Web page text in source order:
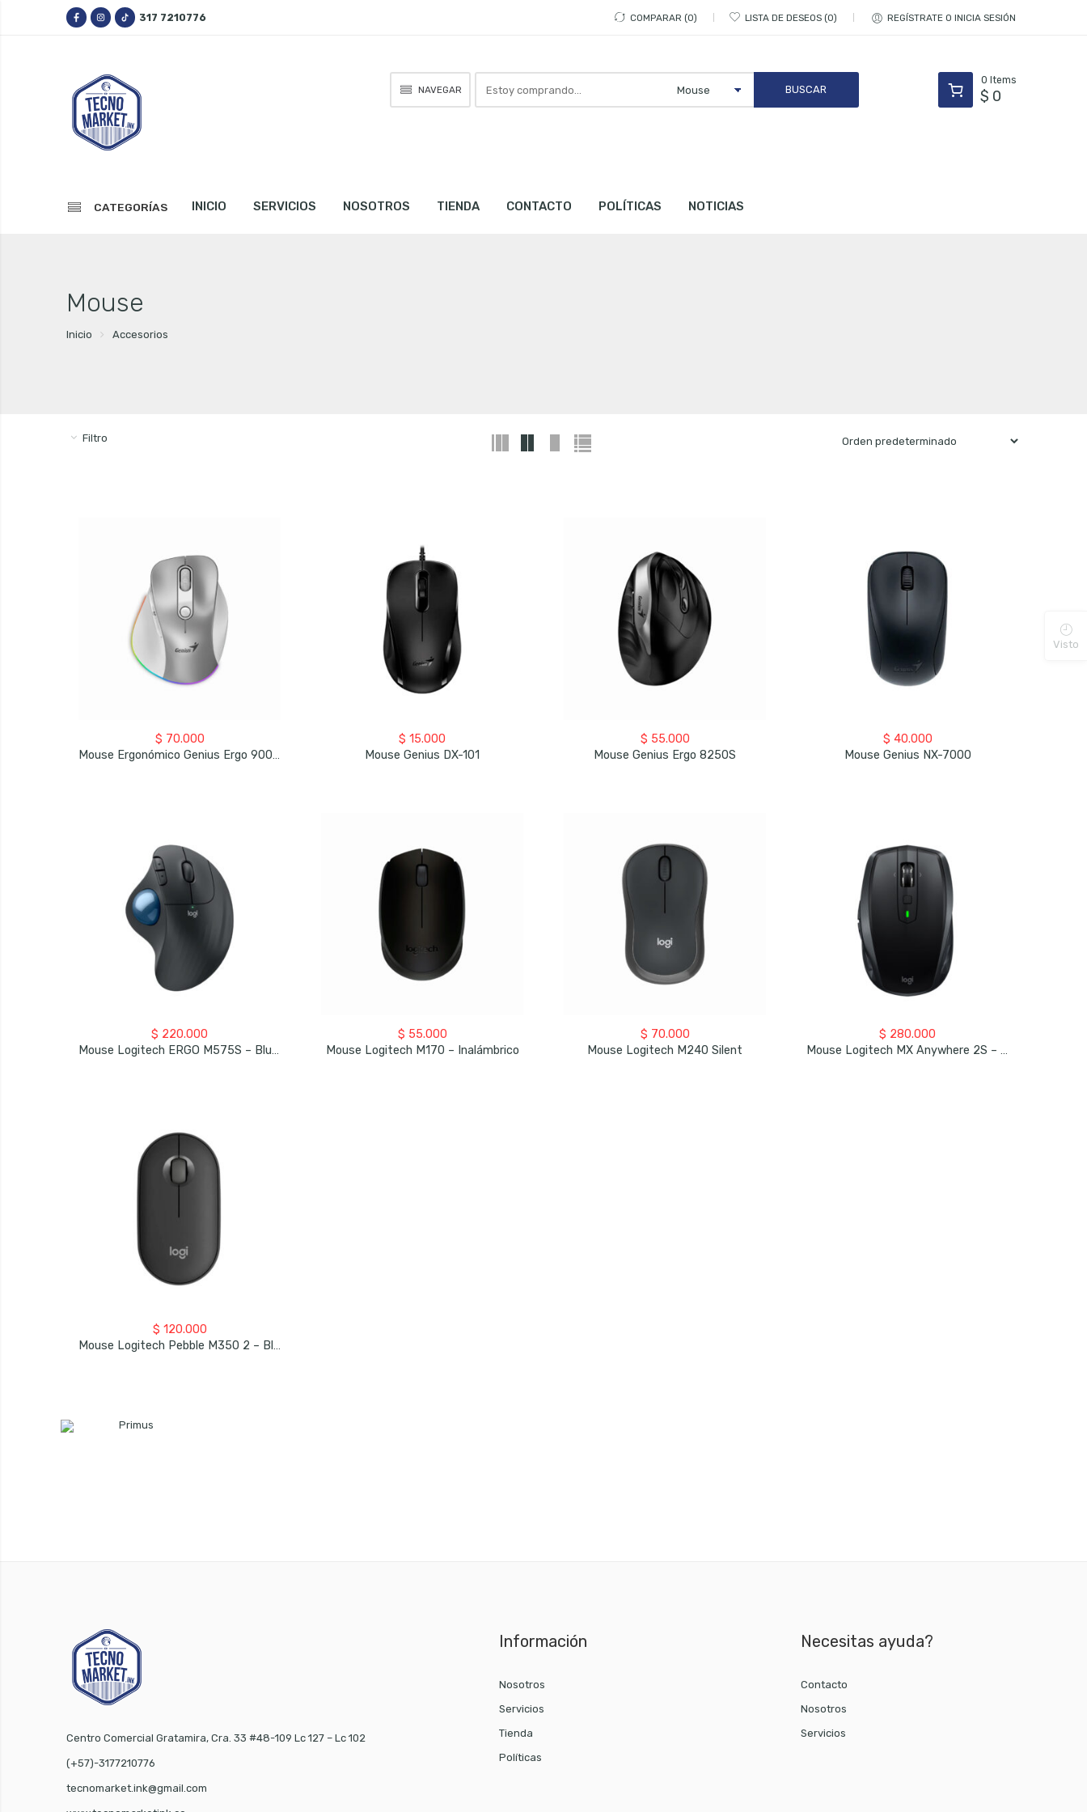
317 7210776 COMPARAR 0 LISTA DE DESEOS 0 REGÍSTRATE O INICIA SESIÓN
NAVEGAR
aquí
0 Items
$ 0
CATEGORÍAS INICIO SERVICIOS NOSOTROS TIENDA CONTACTO POLÍTICAS NOTICIAS
Mouse
Inicio Accesorios
Filtro
$ 70.000
Mouse Ergonómico Genius Ergo 9000S Pro
$ 15.000
Mouse Genius DX-101
$ 55.000
Mouse Genius Ergo 8250S
$ 40.000
Mouse Genius NX-7000
$ 220.000
Mouse Logitech ERGO M575S – Bluetooth – USB
$ 55.000
Mouse Logitech M170 – Inalámbrico
$ 70.000
Mouse Logitech M240 Silent
$ 280.000
Mouse Logitech MX Anywhere 2S – Grafito – Bluetooth
$ 120.000
Mouse Logitech Pebble M350 2 – Bluetooth
Centro Comercial Gratamira, Cra. 33 #48-109 Lc 127 – Lc 102
(+57)-3177210776
tecnomarket.ink@gmail.com
Información
Nosotros
Servicios
Tienda
Políticas
Necesitas ayuda?
Contacto
Nosotros
Servicios
Visto